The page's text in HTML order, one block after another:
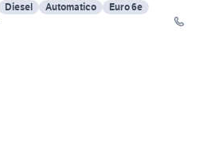
Diesel Automatico
Euro 6e